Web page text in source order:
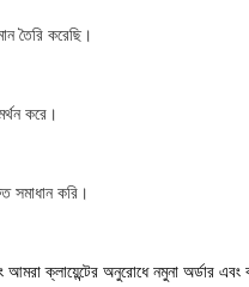
তৈরি করেছি।
সমাধান করি।
ক্লায়েন্টের অনুরোধে নমুনা অর্ডার এবং